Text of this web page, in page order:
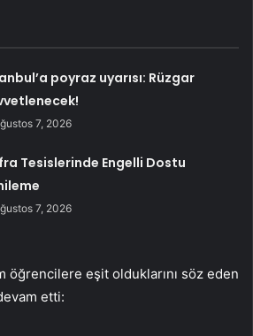
poyraz uyarısı: Rüzgar
7, 2026
Tesislerinde Engelli Dostu
7, 2026
öğrencilere eşit olduklarını söz eden
etti: